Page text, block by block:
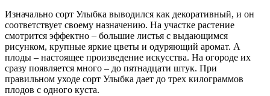
Изначально сорт Улыбка выводился как декоративный, и он
соответствует своему назначению. На участке растение
смотрится эффектно – большие листья с выдающимся
рисунком, крупные яркие цветы и одуряющий аромат. А
плоды – настоящее произведение искусства. На огороде их
сразу появляется много – до пятнадцати штук. При
правильном уходе сорт Улыбка дает до трех килограммов
плодов с одного куста.